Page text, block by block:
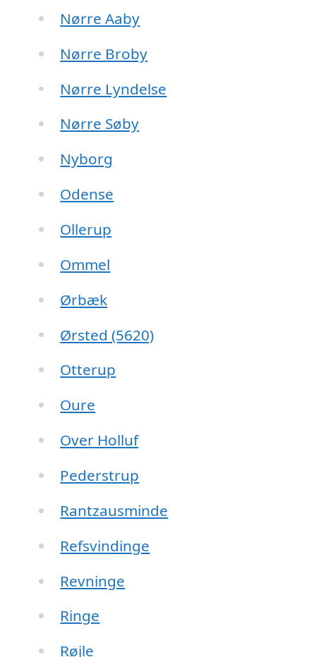
Nørre Aaby
Nørre Broby
Nørre Lyndelse
Nørre Søby
Nyborg
Odense
Ollerup
Ommel
Ørbæk
Ørsted (5620)
Otterup
Oure
Over Holluf
Pederstrup
Rantzausminde
Refsvindinge
Revninge
Ringe
Røjle